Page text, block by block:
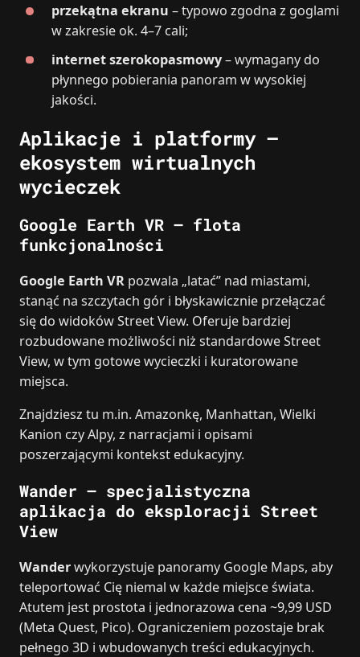
przekątna ekranu – typowo zgodna z goglami
w zakresie ok. 4–7 cali;
internet szerokopasmowy– wymagany do
płynnego pobierania panoram w wysokiej
jakości.
Aplikacje i platformy –
ekosystem wirtualnych
wycieczek
Google Earth VR – flota
funkcjonalności
Google Earth VR pozwala „latać” nad miastami,
stanąć na szczytach gór i błyskawicznie przełączać
się do widoków Street View. Oferuje bardziej
rozbudowane możliwości niż standardowe Street
View, w tym gotowe wycieczki i kuratorowane
miejsca.
Znajdziesz tu m.in. Amazonkę, Manhattan, Wielki
Kanion czy Alpy, z narracjami i opisami
poszerzającymi kontekst edukacyjny.
Wander – specjalistyczna
aplikacja do eksploracji Street
View
Wanderwykorzystuje panoramy Google Maps, aby
teleportować Cię niemal w każde miejsce świata.
Atutem jest prostota i jednorazowa cena ~9,99 USD
(Meta Quest, Pico). Ograniczeniem pozostaje brak
pełnego 3D i wbudowanych treści edukacyjnych.